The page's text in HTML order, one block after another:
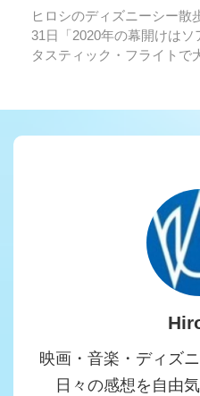
ヒロシのディズニーシー散
31日「2020年の幕開けはソ
タスティック・フライトで
映画・音楽・ディズ
日々の感想を自由